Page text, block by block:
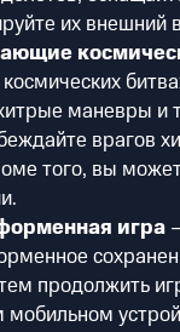
их внешний
маневры и
врагов
того, вы
игра
продолжить
мобильном